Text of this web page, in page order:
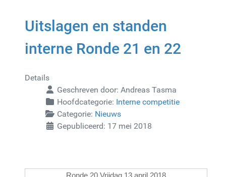
Uitslagen en standen
interne Ronde 21 en 22
Details
Geschreven door: Andreas Tasma
Hoofdcategorie: Interne competitie
Categorie: Nieuws
Gepubliceerd: 17 mei 2018
Ronde 20 Vrijdag 13 april 2018